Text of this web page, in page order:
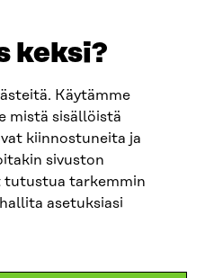
keksi?
Käytämme
mistä sisällöistä
kiinnostuneita ja
sivuston
tutustua tarkemmin
asetuksiasi